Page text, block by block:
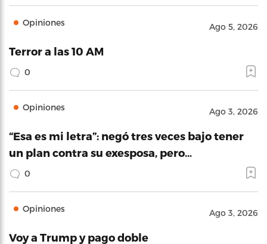
Opiniones Ago 5, 2026
Terror a las 10 AM
0
Opiniones Ago 3, 2026
“Esa es mi letra”: negó tres veces bajo tener
un plan contra su exesposa, pero…
0
Opiniones Ago 3, 2026
Voy a Trump y pago doble